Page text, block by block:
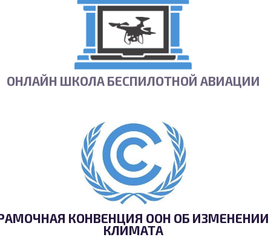
ОНЛАЙН ШКОЛА БЕСПИЛОТНОЙ АВИАЦИИ
КОНВЕНЦИЯ ООН ОБ ИЗМЕНЕНИИ
КЛИМАТА